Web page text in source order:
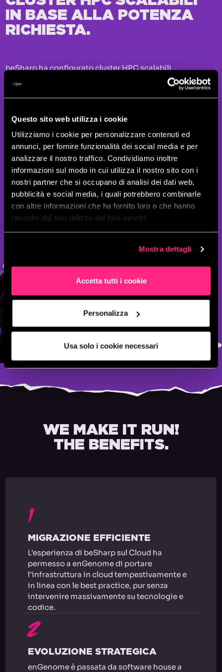
Questo sito web utilizza i cookie
Utilizziamo i cookie per personalizzare contenuti ed
annunci, per fornire funzionalità dei social media e per
analizzare il nostro traffico. Condividiamo inoltre
informazioni sul modo in cui utilizza il nostro sito con i
nostri partner che si occupano di analisi dei dati web,
pubblicità e social media, i quali potrebbero combinarle
con altre informazioni che ha fornito loro o che hanno
raccolto dal suo utilizzo dei loro servizi.
Mostra dettagli
Accetta tutti i cookie
Personalizza
Usa solo i cookie necessari
IN BASE ALLA POTENZA
RICHIESTA.
beSharp ha configurato cluster HPC scalabili
automaticamente in base alla richiesta di potenza di
calcolo e al numero degli utenti. L’erogazione del
prodotto in modalità SaaS ha eliminato i costi di
installazioni fisiche. Il prodotto ora può raggiungere un
pubblico sempre più ampio assicurando sempre
prestazioni ottimali.
WE MAKE IT RUN!
THE BENEFITS.
1
MIGRAZIONE EFFICIENTE
L’esperienza di beSharp sul Cloud ha
permesso a enGenome di portare
l’infrastruttura in cloud tempestivamente e
in linea con le best practice, pur senza
intervenire massivamente su tecnologie e
codice.
2
EVOLUZIONE STRATEGICA
enGenome è passata da software house a